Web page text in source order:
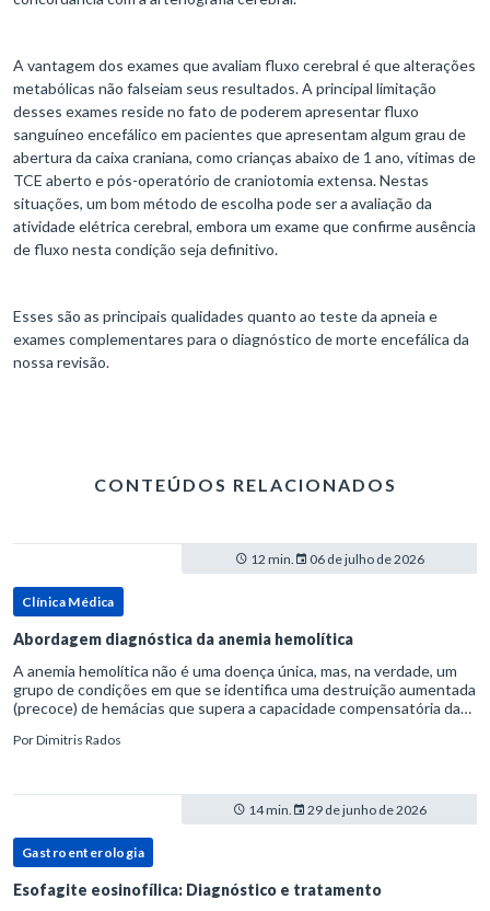
A vantagem dos exames que avaliam fluxo cerebral é que alterações
metabólicas não falseiam seus resultados. A principal limitação
desses exames reside no fato de poderem apresentar fluxo
sanguíneo encefálico em pacientes que apresentam algum grau de
abertura da caixa craniana, como crianças abaixo de 1 ano, vítimas de
TCE aberto e pós-operatório de craniotomia extensa. Nestas
situações, um bom método de escolha pode ser a avaliação da
atividade elétrica cerebral, embora um exame que confirme ausência
de fluxo nesta condição seja definitivo.
Esses são as principais qualidades quanto ao teste da apneia e
exames complementares para o diagnóstico de morte encefálica da
nossa revisão.
CONTEÚDOS RELACIONADOS
12 min. 06 de julho de 2026
Clínica Médica
Abordagem diagnóstica da anemia hemolítica
A anemia hemolítica não é uma doença única, mas, na verdade, um
grupo de condições em que se identifica uma destruição aumentada
(precoce) de hemácias que supera a capacidade compensatória da
PorDimitris Rados
14 min. 29 de junho de 2026
Gastroenterologia
Esofagite eosinofílica: Diagnóstico e tratamento